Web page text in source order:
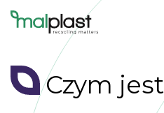
Czym